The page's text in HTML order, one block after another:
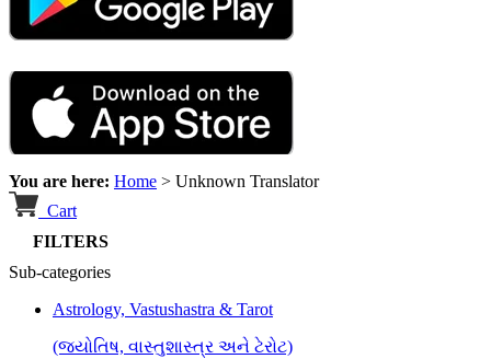
You are here: Home > Unknown Translator
Cart
FILTERS
Sub-categories
Astrology, Vastushastra & Tarot
(જ્યોતિષ, વાસ્તુશાસ્ત્ર અને ટેરોટ)